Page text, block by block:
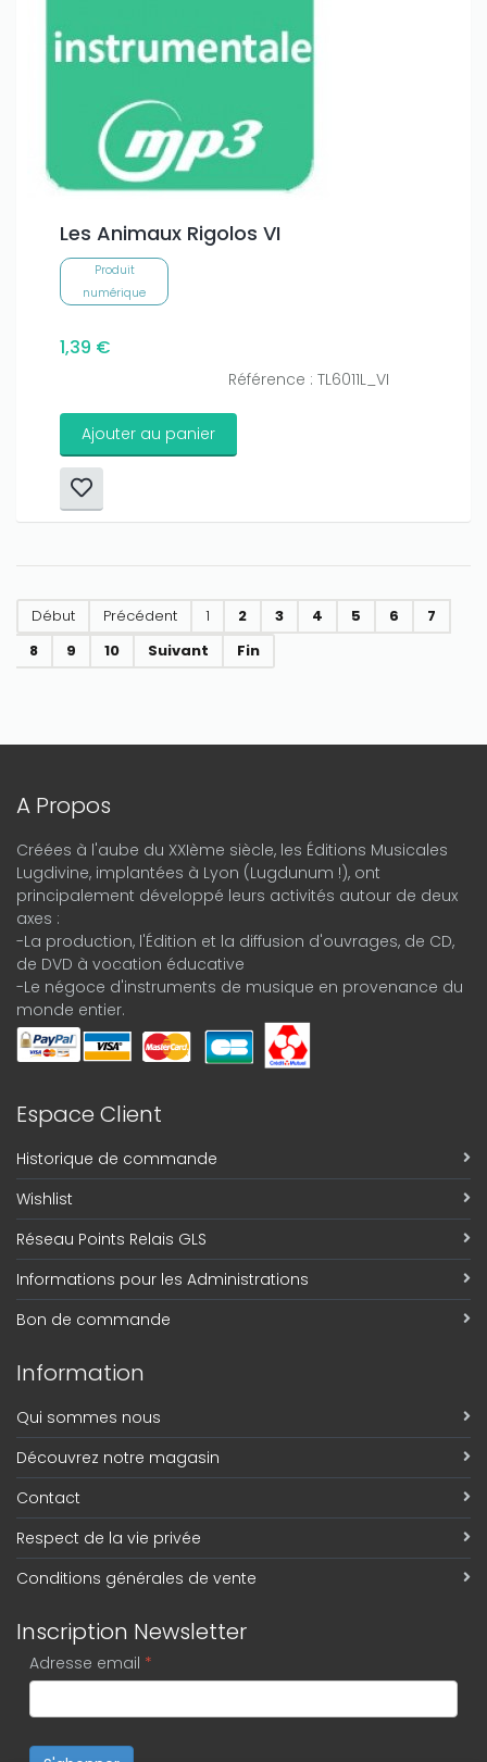
Les Animaux Rigolos VI
Produit
numérique
1,39 €
Référence : TL6011L_VI
Ajouter au panier
Début Précédent 1 2 3 4 5 6
7
8
9 10 Suivant Fin
A Propos
Créées à l'aube du XXIème siècle, les Éditions Musicales
Lugdivine, implantées à Lyon (Lugdunum !), ont
principalement développé leurs activités autour de deux
axes :
-La production, l'Édition et la diffusion d'ouvrages, de CD,
de DVD à vocation éducative
-Le négoce d'instruments de musique en provenance du
monde entier.
Espace Client
Historique de commande
Wishlist
Réseau Points Relais GLS
Informations pour les Administrations
Bon de commande
Information
Qui sommes nous
Découvrez notre magasin
Contact
Respect de la vie privée
Conditions générales de vente
Inscription Newsletter
Adresse email *